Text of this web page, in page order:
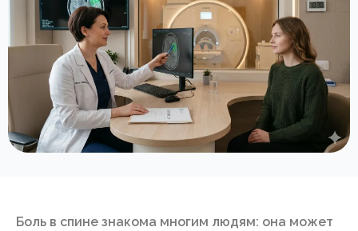
Боль в спине знакома многим людям: она может